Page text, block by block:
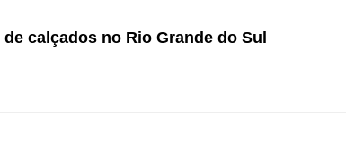
calçados no Rio Grande do Sul